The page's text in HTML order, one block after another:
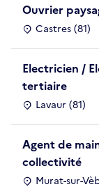
Ouvrier
Castres (81)
Electricien /
tertiaire
Lavaur (81)
Agent de
collectivité
Murat-sur-